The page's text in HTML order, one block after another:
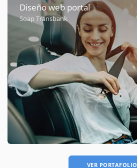
Diseño web portal
Soap Transbank
VER PORTAFOLIO